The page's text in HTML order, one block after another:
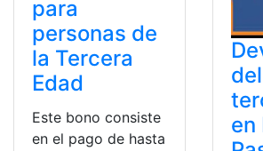
para
personas de
la Tercera
Edad
Este bono consiste
en el pago de hasta
en